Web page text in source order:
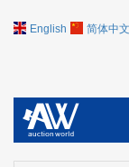
English 简体中文